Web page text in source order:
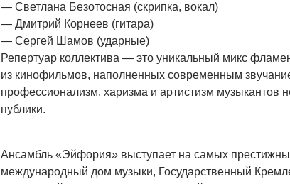
— Светлана Безотосная (скрипка, вокал)
— Дмитрий Корнеев (гитара)
— Сергей Шамов (ударные)
Репертуар коллектива — это уникальный микс
из кинофильмов, наполненных современным
профессионализм, харизма и артистизм музыкантов
публики.
Ансамбль «Эйфория» выступает на самых
международный дом музыки, Государственный